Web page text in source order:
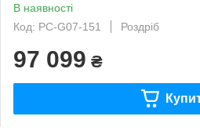
В наявності
Код: PC-G07-151
Роздріб
97 099 ₴